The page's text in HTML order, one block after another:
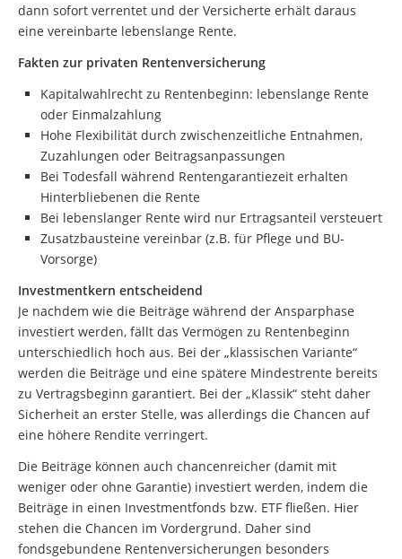
dann sofort verrentet und der Versicherte erhält daraus
eine vereinbarte lebenslange Rente.
Fakten zur privaten Rentenversicherung
Kapitalwahlrecht zu Rentenbeginn: lebenslange Rente
oder Einmalzahlung
Hohe Flexibilität durch zwischenzeitliche Entnahmen,
Zuzahlungen oder Beitragsanpassungen
Bei Todesfall während Rentengarantiezeit erhalten
Hinterbliebenen die Rente
Bei lebenslanger Rente wird nur Ertragsanteil versteuert
Zusatzbausteine vereinbar (z.B. für Pflege und BU-
Vorsorge)
Investmentkern entscheidend
Je nachdem wie die Beiträge während der Ansparphase
investiert werden, fällt das Vermögen zu Rentenbeginn
unterschiedlich hoch aus. Bei der „klassischen Variante“
werden die Beiträge und eine spätere Mindestrente bereits
zu Vertragsbeginn garantiert. Bei der „Klassik“ steht daher
Sicherheit an erster Stelle, was allerdings die Chancen auf
eine höhere Rendite verringert.
Die Beiträge können auch chancenreicher (damit mit
weniger oder ohne Garantie) investiert werden, indem die
Beiträge in einen Investmentfonds bzw. ETF fließen. Hier
stehen die Chancen im Vordergrund. Daher sind
fondsgebundene Rentenversicherungen besonders